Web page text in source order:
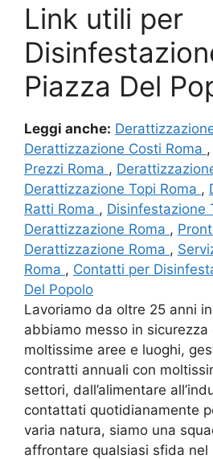
Link utili per
Piazza Del
Leggi anche:
Derattizzazione Costi Roma ,
Prezzi Roma ,
Derattizzazione Topi Roma ,
Ratti Roma , Disinfestazione
Derattizzazione Roma ,
Derattizzazione Roma ,
Roma , Contatti per
Del Popolo
Lavoriamo da oltre 25 anni
abbiamo messo in sicurezza
moltissime aree e luoghi,
contratti annuali con
settori, dall’alimentare
contattati quotidianamente
varia natura, siamo una
affrontare qualsiasi sfida nel